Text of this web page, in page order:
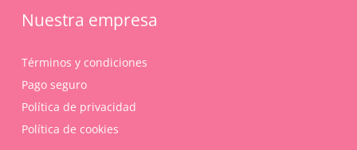
Nuestra empresa
Términos y condiciones
Pago seguro
Política de privacidad
Política de cookies